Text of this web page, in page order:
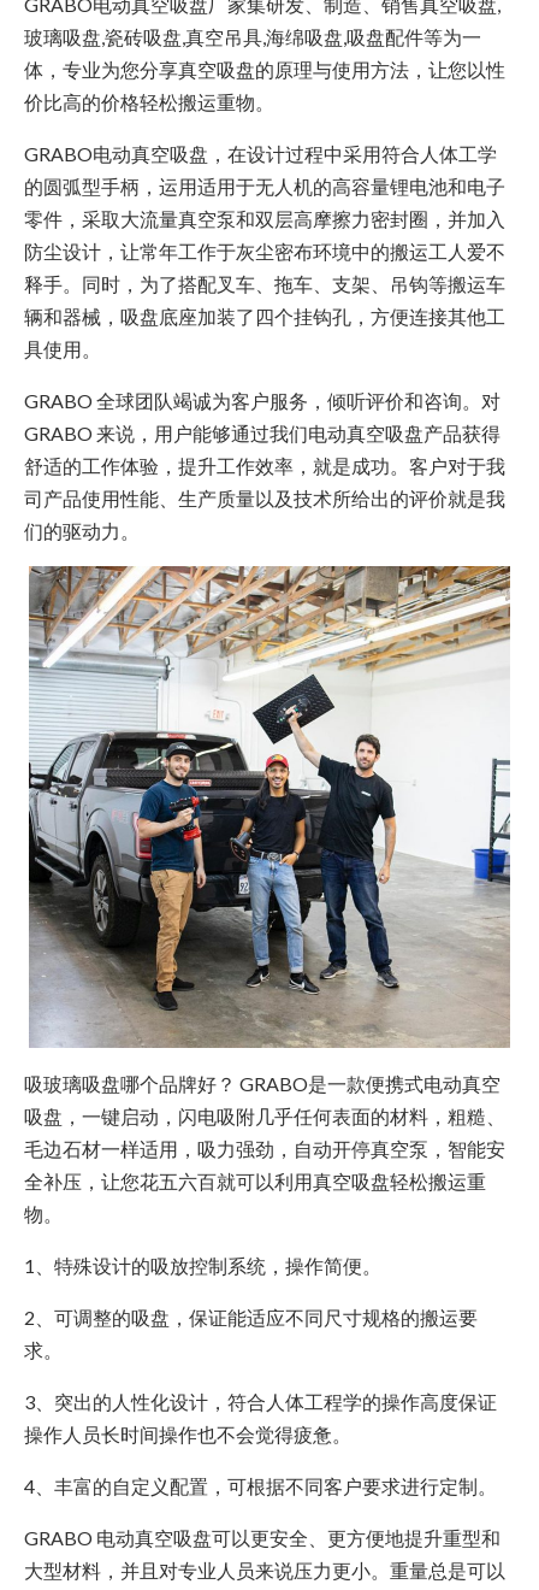
玻璃吸盘,瓷砖吸盘,真空吊具,海绵吸盘,吸盘配件等为一
体，专业为您分享真空吸盘的原理与使用方法，让您以性
价比高的价格轻松搬运重物。
GRABO电动真空吸盘，在设计过程中采用符合人体工学
的圆弧型手柄，运用适用于无人机的高容量锂电池和电子
零件，采取大流量真空泵和双层高摩擦力密封圈，并加入
防尘设计，让常年工作于灰尘密布环境中的搬运工人爱不
释手。同时，为了搭配叉车、拖车、支架、吊钩等搬运车
辆和器械，吸盘底座加装了四个挂钩孔，方便连接其他工
具使用。
GRABO 全球团队竭诚为客户服务，倾听评价和咨询。对
GRABO 来说，用户能够通过我们电动真空吸盘产品获得
舒适的工作体验，提升工作效率，就是成功。客户对于我
司产品使用性能、生产质量以及技术所给出的评价就是我
们的驱动力。
吸玻璃吸盘哪个品牌好？ GRABO是一款便携式电动真空
吸盘，一键启动，闪电吸附几乎任何表面的材料，粗糙、
毛边石材一样适用，吸力强劲，自动开停真空泵，智能安
全补压，让您花五六百就可以利用真空吸盘轻松搬运重
物。
1、特殊设计的吸放控制系统，操作简便。
2、可调整的吸盘，保证能适应不同尺寸规格的搬运要
求。
3、突出的人性化设计，符合人体工程学的操作高度保证
操作人员长时间操作也不会觉得疲惫。
4、丰富的自定义配置，可根据不同客户要求进行定制。
GRABO 电动真空吸盘可以更安全、更方便地提升重型和
大型材料，并且对专业人员来说压力更小。重量总是可以